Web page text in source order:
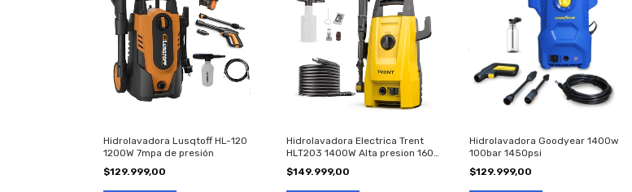
Hidrolavadora Lusqtoff HL-120
1200W 7mpa de presión
$129.999,00
Hidrolavadora Electrica Trent
HLT203 1400W Alta presion 1600
$149.999,00
Hidrolavadora Goodyear 1400w
100bar 1450psi
$129.999,00